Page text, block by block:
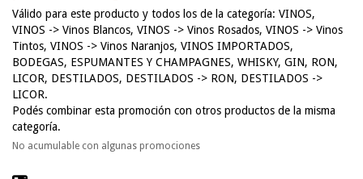
Válido para este producto y todos los de la categoría: VINOS,
VINOS -> Vinos Blancos, VINOS -> Vinos Rosados, VINOS -> Vinos
Tintos, VINOS -> Vinos Naranjos, VINOS IMPORTADOS,
BODEGAS, ESPUMANTES Y CHAMPAGNES, WHISKY, GIN, RON,
LICOR, DESTILADOS, DESTILADOS -> RON, DESTILADOS ->
LICOR.
Podés combinar esta promoción con otros productos de la misma
categoría.
No acumulable con algunas promociones